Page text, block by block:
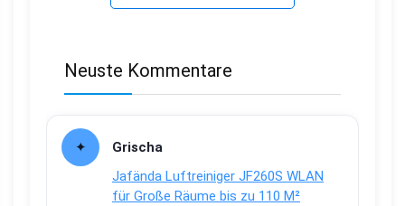
Neuste Kommentare
Grischa
Jafända Luftreiniger JF260S WLAN
für Große Räume bis zu 110 M²